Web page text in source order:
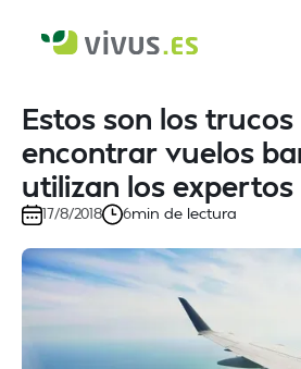
Estos son los
encontrar vuelos
utilizan los expertos
17/8/2018 6min de lectura